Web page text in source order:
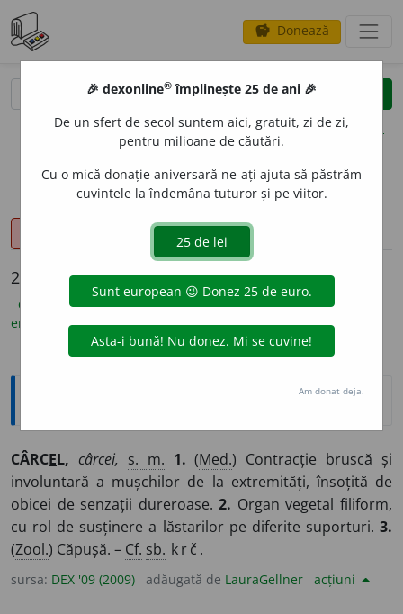
savings Donează
clear
opțiuni
sinteza definițiilor (1) definiții (25)
declinări
25 de definiții pentrucârcel
explicative DEX(12) ortografice DOOM(4) etimologice
enciclopedice(1) sinonime(4) arhaisme și regionalisme
CÂRCEL, cârcei, s. m. 1. (Med.) Contracție bruscă și
involuntară a mușchilor de la extremități, însoțită de
obicei de senzații dureroase.2. Organ vegetal filiform,
cu rol de susținere a lăstarilor pe diferite suporturi. 3.
(Zool.) Căpușă. – Cf. sb. krč.
sursa: DEX '09 (2009) adăugată de LauraGellner acțiuni
🎉 dexonline® împlinește 25 de ani 🎉
De un sfert de secol suntem aici, gratuit, zi de zi,
pentru milioane de căutări.
Cu o mică donație aniversară ne-ați ajuta să păstrăm
cuvintele la îndemâna tuturor și pe viitor.
Am donat deja.